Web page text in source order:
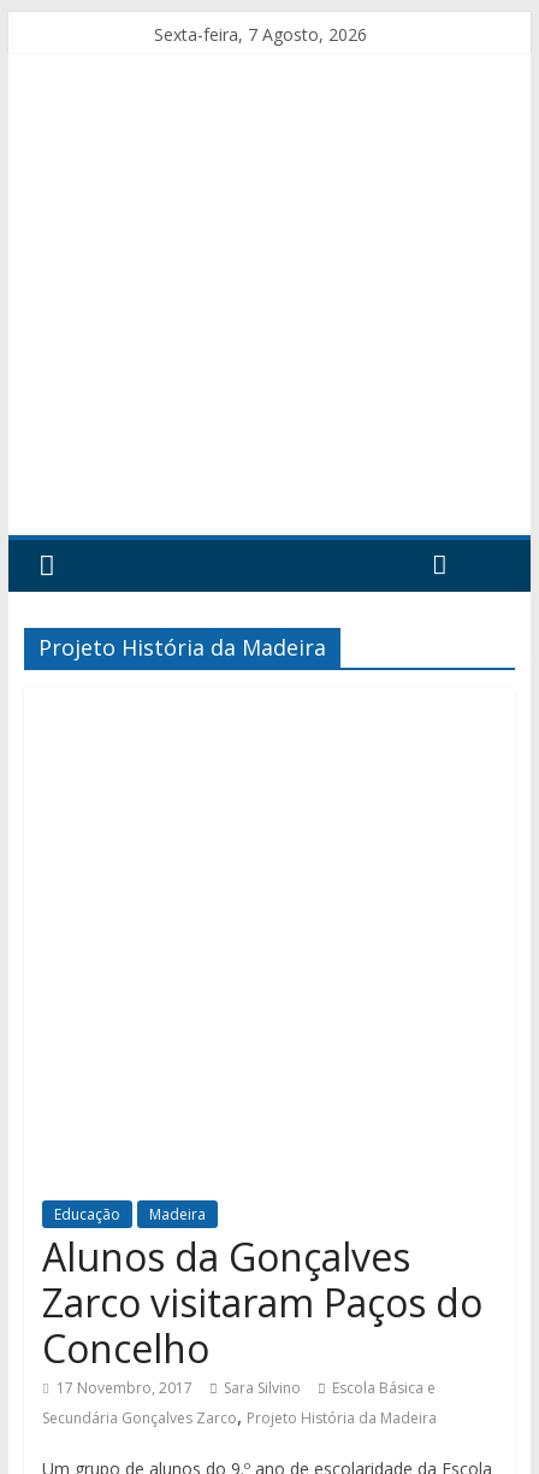
Sexta-feira, 7 Agosto, 2026
Projeto História da Madeira
Educação Madeira
Alunos da Gonçalves
Zarco visitaram Paços do
Concelho
17 Novembro, 2017 Sara Silvino
Escola Básica e
Secundária Gonçalves Zarco, Projeto História da Madeira
Um grupo de alunos do 9.º ano de escolaridade da Escola